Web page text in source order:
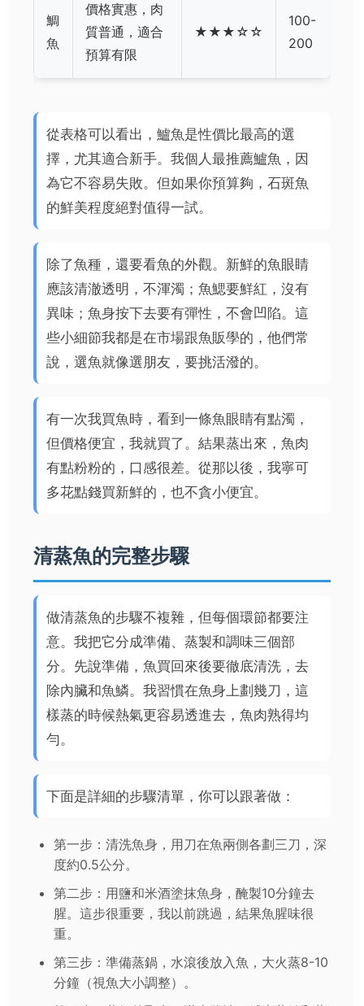
鯛
魚
價格實惠，肉
質普通，適合
預算有限
★★★☆☆
100-
200
從表格可以看出，鱸魚是性價比最高的選
擇，尤其適合新手。我個人最推薦鱸魚，因
為它不容易失敗。但如果你預算夠，石斑魚
的鮮美程度絕對值得一試。
除了魚種，還要看魚的外觀。新鮮的魚眼睛
應該清澈透明，不渾濁；魚鰓要鮮紅，沒有
異味；魚身按下去要有彈性，不會凹陷。這
些小細節我都是在市場跟魚販學的，他們常
說，選魚就像選朋友，要挑活潑的。
有一次我買魚時，看到一條魚眼睛有點濁，
但價格便宜，我就買了。結果蒸出來，魚肉
有點粉粉的，口感很差。從那以後，我寧可
多花點錢買新鮮的，也不貪小便宜。
清蒸魚的完整步驟
做清蒸魚的步驟不複雜，但每個環節都要注
意。我把它分成準備、蒸製和調味三個部
分。先說準備，魚買回來後要徹底清洗，去
除內臟和魚鱗。我習慣在魚身上劃幾刀，這
樣蒸的時候熱氣更容易透進去，魚肉熟得均
勻。
下面是詳細的步驟清單，你可以跟著做：
第一步：清洗魚身，用刀在魚兩側各劃三刀，深
度約0.5公分。
第二步：用鹽和米酒塗抹魚身，醃製10分鐘去
腥。這步很重要，我以前跳過，結果魚腥味很
重。
第三步：準備蒸鍋，水滾後放入魚，大火蒸8-10
分鐘（視魚大小調整）。